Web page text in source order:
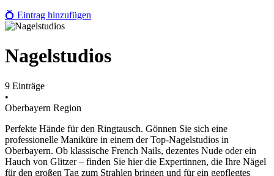
💍 Eintrag hinzufügen
Nagelstudios
9 Einträge
•
Oberbayern Region
Perfekte Hände für den Ringtausch. Gönnen Sie sich eine
professionelle Maniküre in einem der Top-Nagelstudios in
Oberbayern. Ob klassische French Nails, dezentes Nude oder ein
Hauch von Glitzer – finden Sie hier die Expertinnen, die Ihre Nägel
für den großen Tag zum Strahlen bringen und für ein gepflegtes